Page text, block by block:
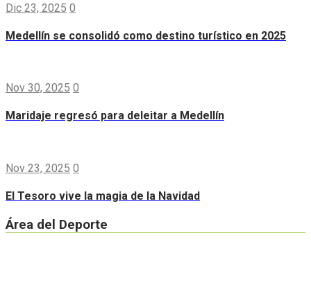
Dic 23, 2025 0
Medellín se consolidó como destino turístico en 2025
Nov 30, 2025 0
Maridaje regresó para deleitar a Medellín
Nov 23, 2025 0
El Tesoro vive la magia de la Navidad
Área del Deporte